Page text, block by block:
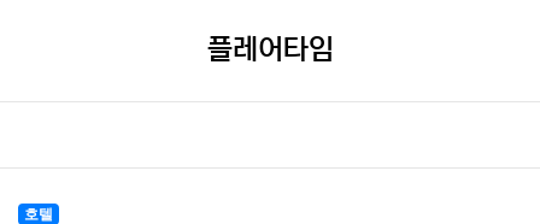
플레어타임
호텔